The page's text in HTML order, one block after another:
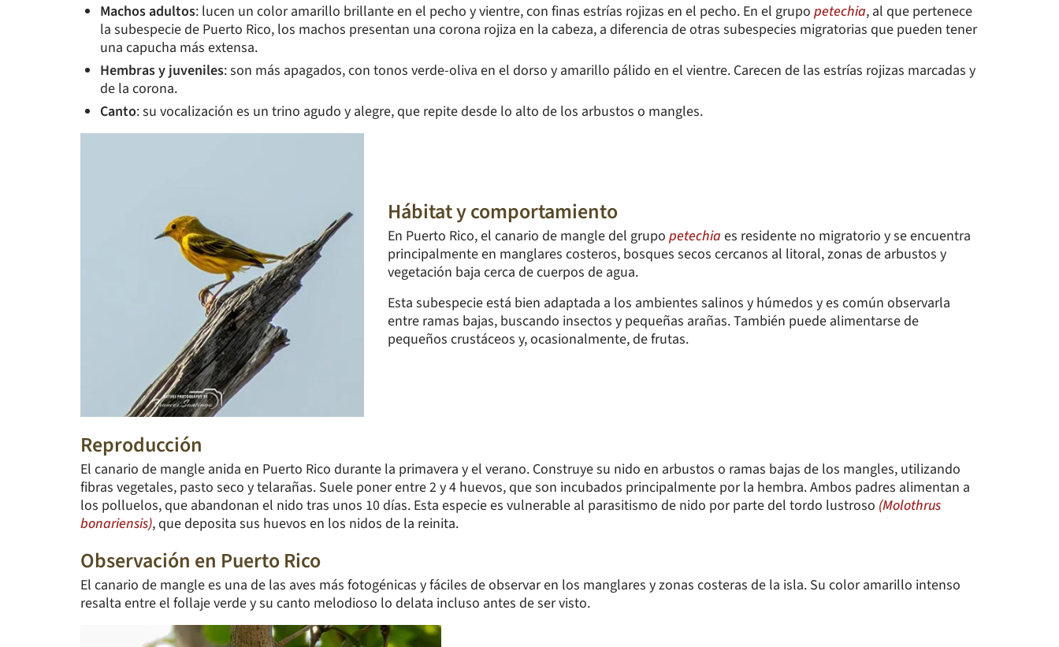
Machos adultos: lucen un color amarillo brillante en el pecho y vientre, con finas estrías rojizas en el pecho. En el grupo petechia, al que pertenece
la subespecie de Puerto Rico, los machos presentan una corona rojiza en la cabeza, a diferencia de otras subespecies migratorias que pueden tener
una capucha más extensa.
Hembras y juveniles: son más apagados, con tonos verde-oliva en el dorso y amarillo pálido en el vientre. Carecen de las estrías rojizas marcadas y
de la corona.
Canto: su vocalización es un trino agudo y alegre, que repite desde lo alto de los arbustos o mangles.
Hábitat y comportamiento
En Puerto Rico, el canario de mangle del grupo petechiaes residente no migratorio y se encuentra
principalmente en manglares costeros, bosques secos cercanos al litoral, zonas de arbustos y
vegetación baja cerca de cuerpos de agua.
Esta subespecie está bien adaptada a los ambientes salinos y húmedos y es común observarla
entre ramas bajas, buscando insectos y pequeñas arañas. También puede alimentarse de
pequeños crustáceos y, ocasionalmente, de frutas.
Reproducción
El canario de mangle anida en Puerto Rico durante la primavera y el verano. Construye su nido en arbustos o ramas bajas de los mangles, utilizando
fibras vegetales, pasto seco y telarañas. Suele poner entre 2 y 4 huevos, que son incubados principalmente por la hembra. Ambos padres alimentan a
los polluelos, que abandonan el nido tras unos 10 días. Esta especie es vulnerable al parasitismo de nido por parte del tordo lustroso (Molothrus
bonariensis), que deposita sus huevos en los nidos de la reinita.
Observación en Puerto Rico
El canario de mangle es una de las aves más fotogénicas y fáciles de observar en los manglares y zonas costeras de la isla. Su color amarillo intenso
resalta entre el follaje verde y su canto melodioso lo delata incluso antes de ser visto.